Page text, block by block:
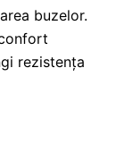
buzelor.
rezistența